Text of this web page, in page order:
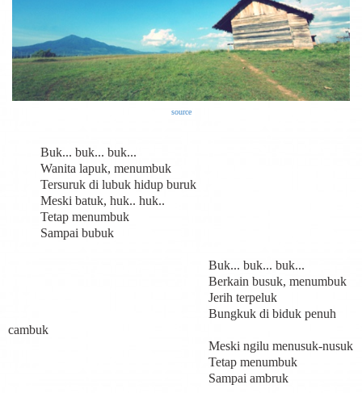
source
Buk... buk... buk...
Wanita lapuk, menumbuk
Tersuruk di lubuk hidup buruk
Meski batuk, huk.. huk..
Tetap menumbuk
Sampai bubuk
Buk... buk... buk...
Berkain busuk, menumbuk
Jerih terpeluk
Bungkuk di biduk penuh
cambuk
Meski ngilu menusuk-nusuk
Tetap menumbuk
Sampai ambruk